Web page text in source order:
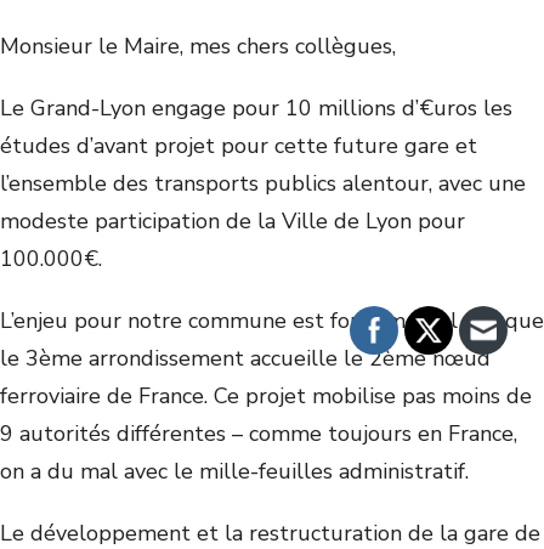
Monsieur le Maire, mes chers collègues,
Le Grand-Lyon engage pour 10 millions d’€uros les
études d’avant projet pour cette future gare et
l’ensemble des transports publics alentour, avec une
modeste participation de la Ville de Lyon pour
100.000€.
L’enjeu pour notre commune est fondamental puisque
le 3ème arrondissement accueille le 2ème nœud
ferroviaire de France. Ce projet mobilise pas moins de
9 autorités différentes – comme toujours en France,
on a du mal avec le mille-feuilles administratif.
Le développement et la restructuration de la gare de